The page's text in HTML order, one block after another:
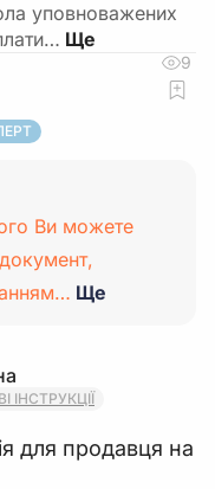
уповноважених
9
Ви можете
Ще
ІНСТРУКЦІЇ
для продавця на